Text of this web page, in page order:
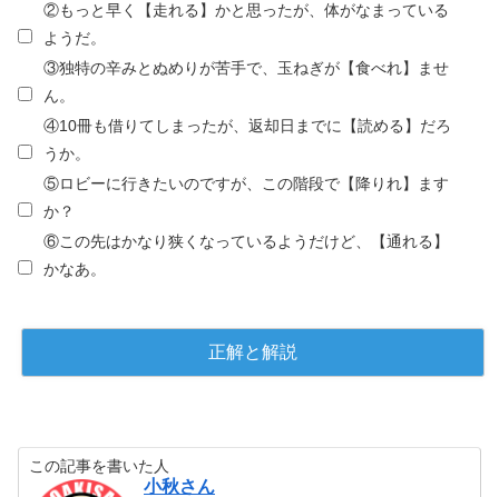
②もっと早く【走れる】かと思ったが、体がなまっている
ようだ。
③独特の辛みとぬめりが苦手で、玉ねぎが【食べれ】ませ
ん。
④10冊も借りてしまったが、返却日までに【読める】だろ
うか。
⑤ロビーに行きたいのですが、この階段で【降りれ】ます
か？
⑥この先はかなり狭くなっているようだけど、【通れる】
かなあ。
この記事を書いた人
小秋さん